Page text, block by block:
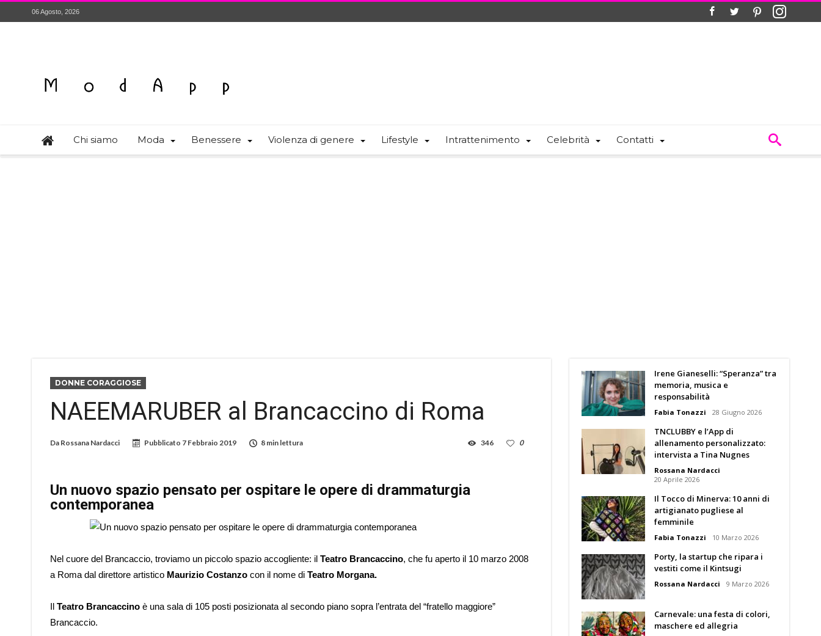
06 Agosto, 2026
Chi siamo Moda Benessere Violenza di genere Lifestyle Intrattenimento Celebrità Contatti
DONNE CORAGGIOSE
NAEEMARUBER al Brancaccino di Roma
Da Rossana Nardacci Pubblicato 7 Febbraio 2019 8 min lettura 0
346
Un nuovo spazio pensato per ospitare le opere di drammaturgia
contemporanea
Nel cuore del Brancaccio, troviamo un piccolo spazio accogliente: il Teatro Brancaccino, che fu aperto il 10 marzo 2008
a Roma dal direttore artistico Maurizio Costanzo con il nome di Teatro Morgana.
Il Teatro Brancaccino è una sala di 105 posti posizionata al secondo piano sopra l’entrata del “fratello maggiore”
Brancaccio.
Irene Gianeselli: “Speranza” tra
memoria, musica e
responsabilità
Fabia Tonazzi 28 Giugno 2026
TNCLUBBY e l’App di
allenamento personalizzato:
intervista a Tina Nugnes
Rossana Nardacci
20 Aprile 2026
Il Tocco di Minerva: 10 anni di
artigianato pugliese al
femminile
Fabia Tonazzi 10 Marzo 2026
Porty, la startup che ripara i
vestiti come il Kintsugi
Rossana Nardacci 9 Marzo 2026
Carnevale: una festa di colori,
maschere ed allegria